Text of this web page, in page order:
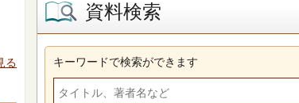
る
資料検索
キーワードで検索ができます